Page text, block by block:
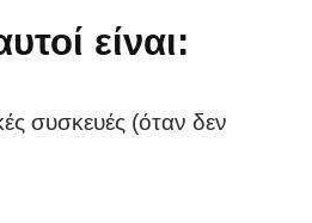
είναι:
συσκευές (όταν δεν